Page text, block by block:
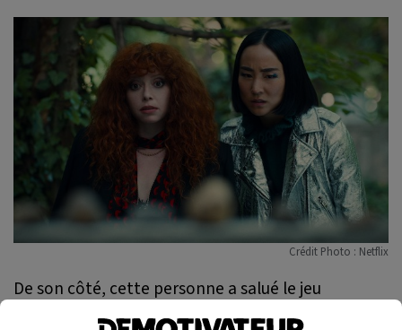
Crédit Photo : Netflix
De son côté, cette personne a salué le jeu
d’actrice de Natasha Lyonne :